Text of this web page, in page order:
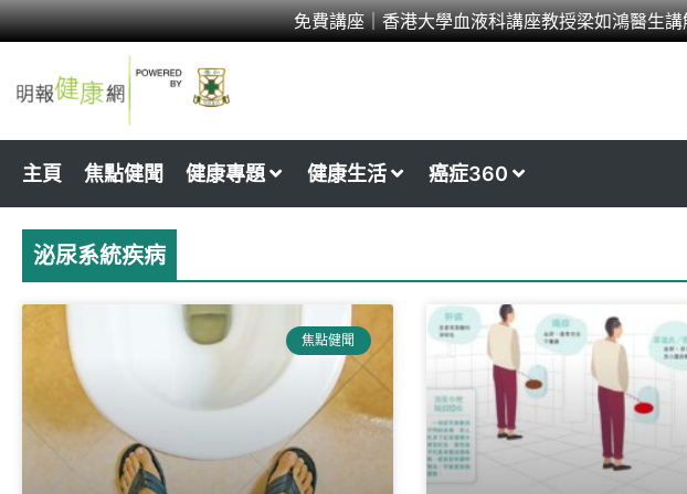
免費講座｜香港大學血液科講座教授梁如鴻醫生
Skip
to
content
主頁 焦點健聞 健康專題 健康生活 癌症360
泌尿系統疾病
焦點健聞